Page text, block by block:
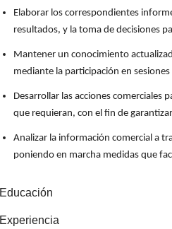
Elaborar los correspondientes
resultados, y la toma de decisiones
Mantener un conocimiento
mediante la participación en
Desarrollar las acciones comerciales
que requieran, con el fin de
Analizar la información comercial a
poniendo en marcha medidas que
Educación
Experiencia